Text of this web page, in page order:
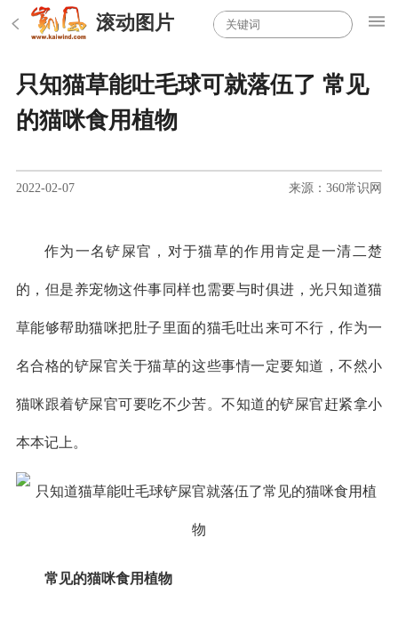
滚动图片
只知猫草能吐毛球可就落伍了 常见
的猫咪食用植物
2022-02-07 来源：360常识网
作为一名铲屎官，对于猫草的作用肯定是一清二楚
的，但是养宠物这件事同样也需要与时俱进，光只知道猫
草能够帮助猫咪把肚子里面的猫毛吐出来可不行，作为一
名合格的铲屎官关于猫草的这些事情一定要知道，不然小
猫咪跟着铲屎官可要吃不少苦。不知道的铲屎官赶紧拿小
本本记上。
常见的猫咪食用植物